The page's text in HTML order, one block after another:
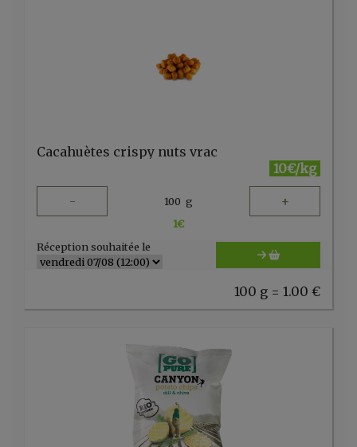
Cacahuètes crispy nuts vrac
10€/kg
- 100 g +
1€
Réception souhaitée le
100 g = 1.00 €